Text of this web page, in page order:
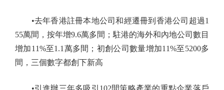
•去年香港註冊本地公司和經遷冊到香港公司超過1
55萬間，按年增9.6萬多間；駐港的海外和內地公司數目
增加11%至1.1萬多間；初創公司數量增加11%至5200多
間，三個數字都創下新高